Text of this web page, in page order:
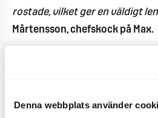
Denna webbplats använder
rostade, vilket ger en väldigt
Mårtensson, chefskock på Max.
Sedan Max inledde sitt
alla maskiner bytts ut för att